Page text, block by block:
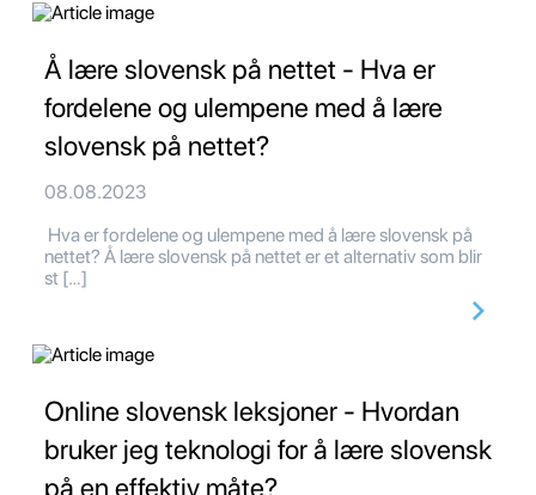
Å lære slovensk på nettet - Hva er
fordelene og ulempene med å lære
slovensk på nettet?
08.08.2023
Hva er fordelene og ulempene med å lære slovensk på
nettet? Å lære slovensk på nettet er et alternativ som blir
st […]
Online slovensk leksjoner - Hvordan
bruker jeg teknologi for å lære slovensk
på en effektiv måte?